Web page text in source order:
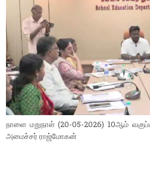
நாளை மறுநாள் (20-05-2026) 10ஆம்
அமைச்சர் ராஜ்மோகன்